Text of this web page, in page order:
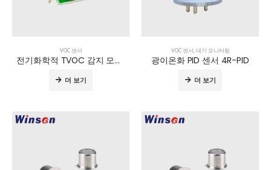
VOC 센서
전기화학적 TVOC 감지 모듈 ZE40B-TVOC
더 보기
VOC 센서,대기 모니터링
광이온화 PID 센서 4R-PID
더 보기